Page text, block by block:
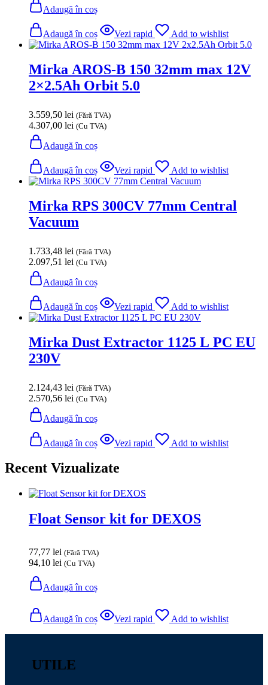
Adaugă în coș
Adaugă în coș Vezi rapid Add to wishlist
Mirka AROS-B 150 32mm max 12V
2×2.5Ah Orbit 5.0
3.559,50 lei (Fără TVA)
4.307,00 lei (Cu TVA)
Adaugă în coș
Adaugă în coș Vezi rapid Add to wishlist
Mirka RPS 300CV 77mm Central
Vacuum
1.733,48 lei (Fără TVA)
2.097,51 lei (Cu TVA)
Adaugă în coș
Adaugă în coș Vezi rapid Add to wishlist
Mirka Dust Extractor 1125 L PC EU
230V
2.124,43 lei (Fără TVA)
2.570,56 lei (Cu TVA)
Adaugă în coș
Adaugă în coș Vezi rapid Add to wishlist
Recent Vizualizate
Float Sensor kit for DEXOS
77,77 lei (Fără TVA)
94,10 lei (Cu TVA)
Adaugă în coș
Adaugă în coș Vezi rapid Add to wishlist
UTILE